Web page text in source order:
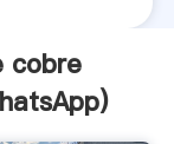
cobre
)